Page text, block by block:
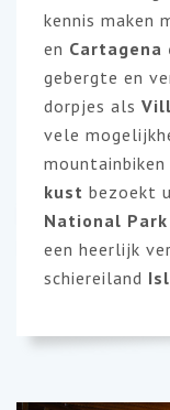
kennis maken
en Cartagena
gebergte en
dorpjes als
vele
kust bezoekt
National Park
een heerlijk
schiereiland